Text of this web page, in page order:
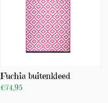
Fuchia buitenkleed
€74,95